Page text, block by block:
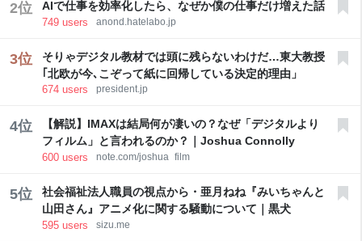
2位 AIで仕事を効率化したら、なぜか僕の仕事だけ増えた話
749 users anond.hatelabo.jp
3位
そりゃデジタル教材では頭に残らないわけだ…東大教授
｢北欧が今､こぞって紙に回帰している決定的理由」
674 users president.jp
4位
【解説】IMAXは結局何が凄いの？なぜ「デジタルより
フィルム」と言われるのか？｜Joshua Connolly
600 users note.com/joshua_film
5位
社会福祉法人職員の視点から・亜月ねね『みいちゃんと
山田さん』アニメ化に関する騒動について｜黒犬
595 users sizu.me